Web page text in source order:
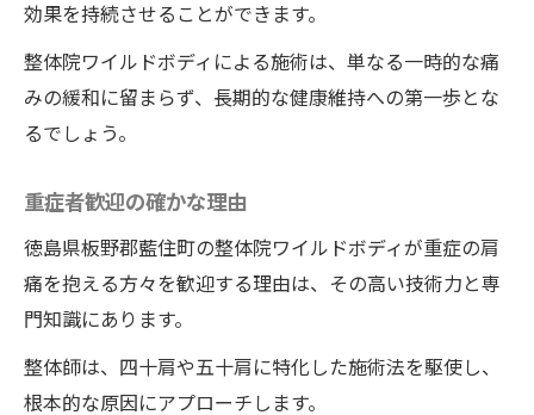
事例
効果を持続させることができます。
整体院ワイルドボディによる施術は、単なる一時的な痛
みの緩和に留まらず、長期的な健康維持への第一歩とな
るでしょう。
重症者歓迎の確かな理由
徳島県板野郡藍住町の整体院ワイルドボディが重症の肩
痛を抱える方々を歓迎する理由は、その高い技術力と専
門知識にあります。
整体師は、四十肩や五十肩に特化した施術法を駆使し、
根本的な原因にアプローチします。